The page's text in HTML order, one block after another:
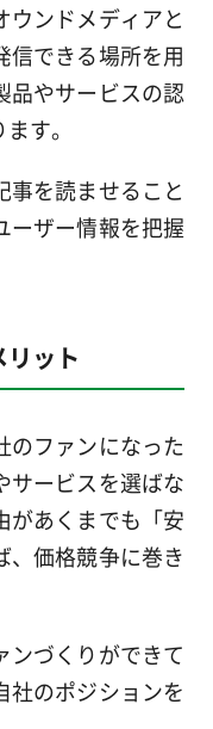
ンドメディアと
信できる場所を用
品やサービスの認
す。
事を読ませること
ーザー情報を把握
ット
のファンになった
サービスを選ばな
があくまでも「安
、価格競争に巻き
ンづくりができて
社のポジションを